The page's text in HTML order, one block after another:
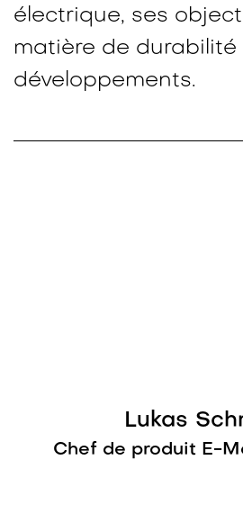
électrique, ses
matière de durabilité
développements.
Lukas
Chef de produit E-